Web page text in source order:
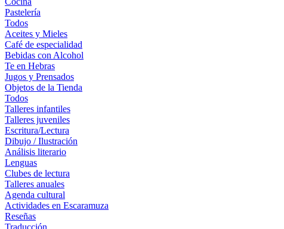
Pastelería
Todos
Aceites y Mieles
Café de especialidad
Bebidas con Alcohol
Te en Hebras
Jugos y Prensados
Objetos de la Tienda
Todos
Talleres infantiles
Talleres juveniles
Escritura/Lectura
Dibujo / Ilustración
Análisis literario
Lenguas
Clubes de lectura
Talleres anuales
Agenda cultural
Actividades en Escaramuza
Reseñas
Traducción